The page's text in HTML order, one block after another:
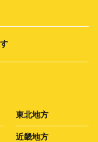
東北地方
近畿地方